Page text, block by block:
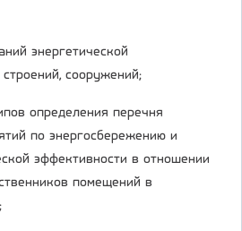
энергетической
сооружений;
определения перечня
по энергосбережению и
эффективности в отношении
помещений в